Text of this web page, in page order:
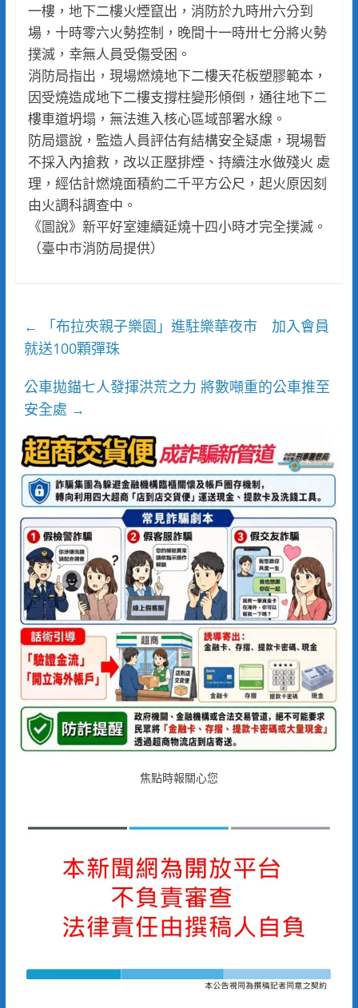
一樓，地下二樓火煙竄出，消防於九時卅六分到
場，十時零六火勢控制，晚間十一時卅七分將火勢
撲滅，幸無人員受傷受困。
消防局指出，現場燃燒地下二樓天花板塑膠範本，
因受燒造成地下二樓支撐柱變形傾倒，通往地下二
樓車道坍塌，無法進入核心區域部署水線。
防局還說，監造人員評估有結構安全疑慮，現場暫
不採入內搶救，改以正壓排煙、持續注水做殘火 處
理，經估計燃燒面積約二千平方公尺，起火原因刻
由火調科調查中。
《圖說》新平好室連續延燒十四小時才完全撲滅。
（臺中市消防局提供）
←
「布拉夾親子樂園」進駐樂華夜市 加入會員
就送100顆彈珠
公車拋錨七人發揮洪荒之力 將數噸重的公車推至
安全處 →
焦點時報關心您